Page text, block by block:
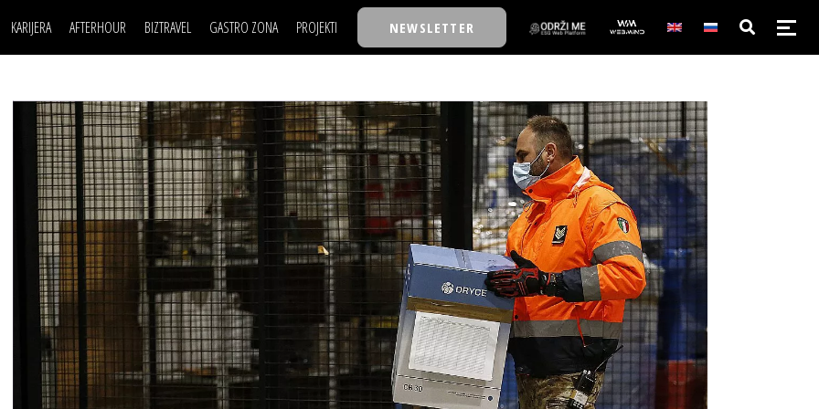
KARIJERA
LJUDI (HR)
MOJ UGAO
USAVRŠAVANJE
KNOW-HOW
AFTERHOUR
KNJIGE
AUTO SVET
STIL
WELLBEING
BIZTRAVEL GASTRO ZONA PROJEKTI
TASTY TALKS
30 ISPOD 30
BACK TO OFFICE/SCHOOL
BIZBENDOVI
BIZKOLEGIJUM
BMW BIZNIS LIGA
BIZLIFE WEEK
IZJAVA GODINE
NEWSLETTER
POSAO
MOJ UGAO
USAVRŠAVANJE
KNOW-HOW
FILM I SCENA
AUTO SVET
STIL
WELLBEING
NAJKOLEGA
30 ISPOD 30
BACK TO OFFICE/SCHOOL
BIZBENDOVI
BIZKOLEGIJUM
BMW BIZNIS LIGA
BIZLIFE WEEK
IZJAVA GODINE